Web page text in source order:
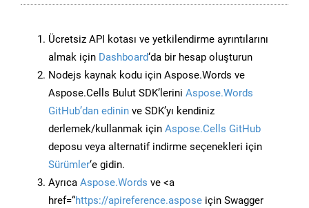
Ücretsiz API kotası ve yetkilendirme ayrıntılarını
almak için Dashboard‘da bir hesap oluşturun
Nodejs kaynak kodu için Aspose.Words ve
Aspose.Cells Bulut SDK’lerini Aspose.Words
GitHub’dan edinin ve SDK’yı kendiniz
derlemek/kullanmak için Aspose.Cells GitHub
deposu veya alternatif indirme seçenekleri için
Sürümler‘e gidin.
Ayrıca Aspose.Words ve <a
href=“https://apireference.aspose için Swagger